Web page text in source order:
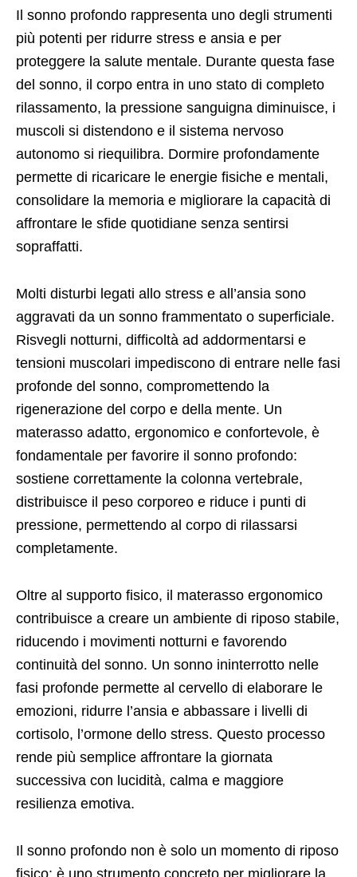
Il sonno profondo rappresenta uno degli strumenti
più potenti per ridurre stress e ansia e per
proteggere la salute mentale. Durante questa fase
del sonno, il corpo entra in uno stato di completo
rilassamento, la pressione sanguigna diminuisce, i
muscoli si distendono e il sistema nervoso
autonomo si riequilibra. Dormire profondamente
permette di ricaricare le energie fisiche e mentali,
consolidare la memoria e migliorare la capacità di
affrontare le sfide quotidiane senza sentirsi
sopraffatti.
Molti disturbi legati allo stress e all’ansia sono
aggravati da un sonno frammentato o superficiale.
Risvegli notturni, difficoltà ad addormentarsi e
tensioni muscolari impediscono di entrare nelle fasi
profonde del sonno, compromettendo la
rigenerazione del corpo e della mente. Un
materasso adatto, ergonomico e confortevole, è
fondamentale per favorire il sonno profondo:
sostiene correttamente la colonna vertebrale,
distribuisce il peso corporeo e riduce i punti di
pressione, permettendo al corpo di rilassarsi
completamente.
Oltre al supporto fisico, il materasso ergonomico
contribuisce a creare un ambiente di riposo stabile,
riducendo i movimenti notturni e favorendo
continuità del sonno. Un sonno ininterrotto nelle
fasi profonde permette al cervello di elaborare le
emozioni, ridurre l’ansia e abbassare i livelli di
cortisolo, l’ormone dello stress. Questo processo
rende più semplice affrontare la giornata
successiva con lucidità, calma e maggiore
resilienza emotiva.
Il sonno profondo non è solo un momento di riposo